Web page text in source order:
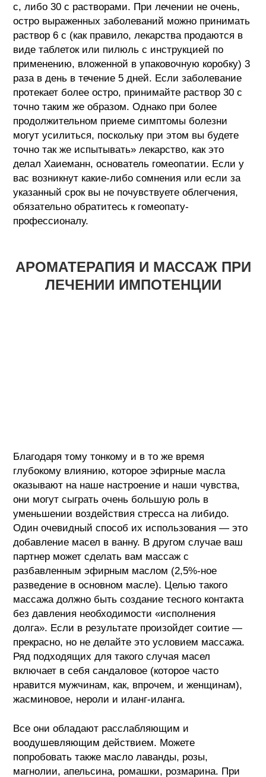
с, либо 30 с растворами. При лечении не очень,
остро выраженных заболеваний можно принимать
раствор 6 с (как правило, лекарства продаются в
виде таблеток или пилюль с инструкцией по
применению, вложенной в упаковочную коробку) 3
раза в день в течение 5 дней. Если заболевание
протекает более остро, принимайте раствор 30 с
точно таким же образом. Однако при более
продолжительном приеме симптомы болезни
могут усилиться, поскольку при этом вы будете
точно так же испытывать» лекарство, как это
делал Хаиеманн, основатель гомеопатии. Если у
вас возникнут какие-либо сомнения или если за
указанный срок вы не почувствуете облегчения,
обязательно обратитесь к гомеопату-
профессионалу.
АРОМАТЕРАПИЯ И МАССАЖ ПРИ
ЛЕЧЕНИИ ИМПОТЕНЦИИ
Благодаря тому тонкому и в то же время
глубокому влиянию, которое эфирные масла
оказывают на наше настроение и наши чувства,
они могут сыграть очень большую роль в
уменьшении воздействия стресса на либидо.
Один очевидный способ их использования — это
добавление масел в ванну. В другом случае ваш
партнер может сделать вам массаж с
разбавленным эфирным маслом (2,5%-ное
разведение в основном масле). Целью такого
массажа должно быть создание тесного контакта
без давления необходимости «исполнения
долга». Если в результате произойдет соитие —
прекрасно, но не делайте это условием массажа.
Ряд подходящих для такого случая масел
включает в себя сандаловое (которое часто
нравится мужчинам, как, впрочем, и женщинам),
жасминовое, нероли и иланг-иланга.
Все они обладают расслабляющим и
воодушевляющим действием. Можете
попробовать также масло лаванды, розы,
магнолии, апельсина, ромашки, розмарина. При